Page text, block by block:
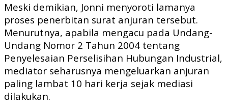
Meski demikian, Jonni menyoroti lamanya
proses penerbitan surat anjuran tersebut.
Menurutnya, apabila mengacu pada Undang-
Undang Nomor 2 Tahun 2004 tentang
Penyelesaian Perselisihan Hubungan Industrial,
mediator seharusnya mengeluarkan anjuran
paling lambat 10 hari kerja sejak mediasi
dilakukan.